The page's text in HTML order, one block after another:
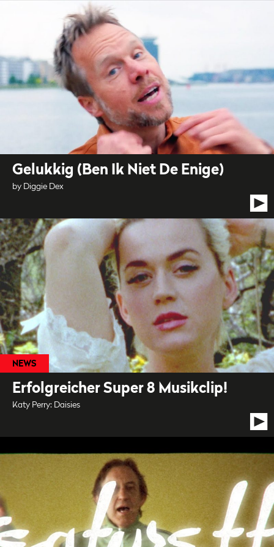
Gelukkig (Ben Ik Niet De Enige)
by Diggie Dex
NEWS
Erfolgreicher Super 8 Musikclip!
Katy Perry: Daisies